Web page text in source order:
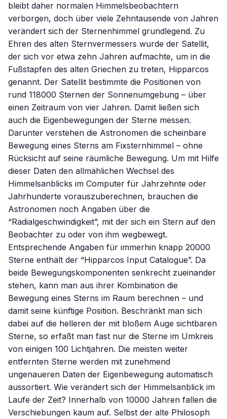
bleibt daher normalen Himmelsbeobachtern
verborgen, doch über viele Zehntausende von Jahren
verändert sich der Sternenhimmel grundlegend. Zu
Ehren des alten Sternvermessers wurde der Satellit,
der sich vor etwa zehn Jahren aufmachte, um in die
Fußstapfen des alten Griechen zu treten, Hipparcos
genannt. Der Satellit bestimmte die Positionen von
rund 118000 Sternen der Sonnenumgebung – über
einen Zeitraum von vier Jahren. Damit ließen sich
auch die Eigenbewegungen der Sterne messen.
Darunter verstehen die Astronomen die scheinbare
Bewegung eines Sterns am Fixsternhimmel – ohne
Rücksicht auf seine räumliche Bewegung. Um mit Hilfe
dieser Daten den allmählichen Wechsel des
Himmelsanblicks im Computer für Jahrzehnte oder
Jahrhunderte vorauszuberechnen, brauchen die
Astronomen noch Angaben über die
“Radialgeschwindigkeit”, mit der sich ein Stern auf den
Beobachter zu oder von ihm wegbewegt.
Entsprechende Angaben für immerhin knapp 20000
Sterne enthält der “Hipparcos Input Catalogue”. Da
beide Bewegungskomponenten senkrecht zueinander
stehen, kann man aus ihrer Kombination die
Bewegung eines Sterns im Raum berechnen – und
damit seine künftige Position. Beschränkt man sich
dabei auf die helleren der mit bloßem Auge sichtbaren
Sterne, so erfaßt man fast nur die Sterne im Umkreis
von einigen 100 Lichtjahren. Die meisten weiter
entfernten Sterne werden mit zunehmend
ungenaueren Daten der Eigenbewegung automatisch
aussortiert. Wie verändert sich der Himmelsanblick im
Laufe der Zeit? Innerhalb von 10000 Jahren fallen die
Verschiebungen kaum auf. Selbst der alte Philosoph